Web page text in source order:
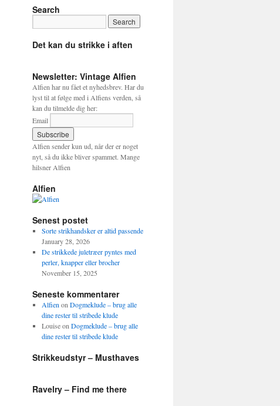
Search
Det kan du strikke i aften
Newsletter: Vintage Alfien
Alfien har nu fået et nyhedsbrev. Har du
lyst til at følge med i Alfiens verden, så
kan du tilmelde dig her:
Email
Alfien sender kun ud, når der er noget
nyt, så du ikke bliver spammet. Mange
hilsner Alfien
Alfien
Senest postet
Sorte strikhandsker er altid passende
January 28, 2026
De strikkede juletræer pyntes med
perler, knapper eller brocher
November 15, 2025
Seneste kommentarer
Alfien on Dogmeklude – brug alle
dine rester til stribede klude
Louiseon Dogmeklude – brug alle
dine rester til stribede klude
Strikkeudstyr – Musthaves
Ravelry – Find me there